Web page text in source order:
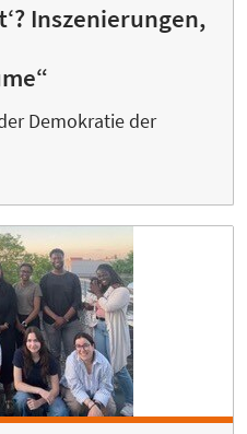
Inszenierungen,
Demokratie der